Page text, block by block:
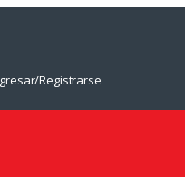
Registrarse